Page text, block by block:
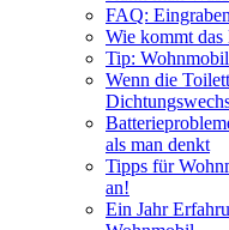
FAQ:
Wie kommt
Tip:
Wenn die
als man denkt
Tipps für
an!
Ein Jahr